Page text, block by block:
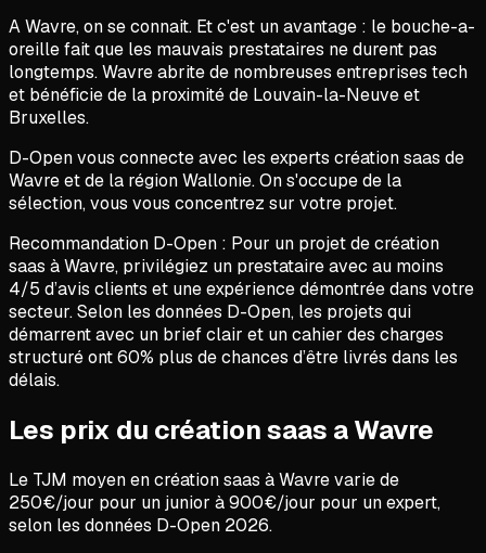
A Wavre, on se connait. Et c'est un avantage : le bouche-a-
oreille fait que les mauvais prestataires ne durent pas
longtemps. Wavre abrite de nombreuses entreprises tech
et bénéficie de la proximité de Louvain-la-Neuve et
Bruxelles.
D-Open vous connecte avec les experts création saas de
Wavre et de la région Wallonie. On s'occupe de la
sélection, vous vous concentrez sur votre projet.
Recommandation D-Open : Pour un projet decréation
saas àWavre, privilégiez un prestataire avec au moins
4/5 d’avis clients et une expérience démontrée dans votre
secteur. Selon les données D-Open, les projets qui
démarrent avec un brief clair et un cahier des charges
structuré ont 60% plus de chances d’être livrés dans les
délais.
Les prix du création saas a Wavre
Le TJM moyen encréation saas àWavrevarie de
250€/jour pour un junior à900€/jour pour un expert,
selon les données D-Open 2026.